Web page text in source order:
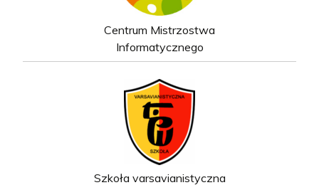
Centrum Mistrzostwa
Informatycznego
Szkoła varsavianistyczna